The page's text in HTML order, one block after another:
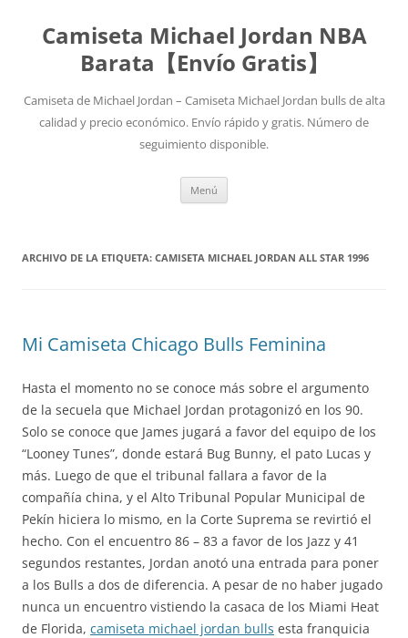
Camiseta Michael Jordan NBA
Barata【Envío Gratis】
Camiseta de Michael Jordan – Camiseta Michael Jordan bulls de alta
calidad y precio económico. Envío rápido y gratis. Número de
seguimiento disponible.
Menú
ARCHIVO DE LA ETIQUETA: CAMISETA MICHAEL JORDAN ALL STAR 1996
Mi Camiseta Chicago Bulls Feminina
Hasta el momento no se conoce más sobre el argumento
de la secuela que Michael Jordan protagonizó en los 90.
Solo se conoce que James jugará a favor del equipo de los
“Looney Tunes”, donde estará Bug Bunny, el pato Lucas y
más. Luego de que el tribunal fallara a favor de la
compañía china, y el Alto Tribunal Popular Municipal de
Pekín hiciera lo mismo, en la Corte Suprema se revirtió el
hecho. Con el encuentro 86 – 83 a favor de los Jazz y 41
segundos restantes, Jordan anotó una entrada para poner
a los Bulls a dos de diferencia. A pesar de no haber jugado
nunca un encuentro vistiendo la casaca de los Miami Heat
de Florida, camiseta michael jordan bulls esta franquicia